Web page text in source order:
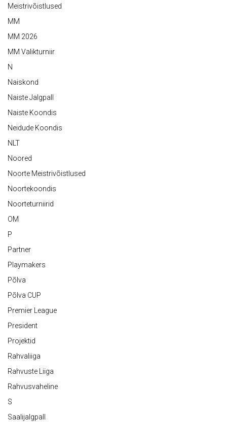
Meistrivõistlused
MM
MM 2026
MM Valikturniir
N
Naiskond
Naiste Jalgpall
Naiste Koondis
Neidude Koondis
NLT
Noored
Noorte Meistrivõistlused
Noortekoondis
Noorteturniirid
OM
P
Partner
Playmakers
Põlva
Põlva CUP
Premier League
President
Projektid
Rahvaliiga
Rahvuste Liiga
Rahvusvaheline
S
Saalijalgpall